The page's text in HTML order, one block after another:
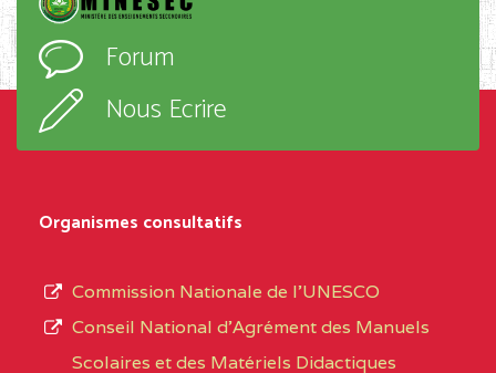
D'ENSEIGNEMENT
PROFESSIONNEL
(CEGEP) STE FOI BP
:4740 YAOUNDE
l’ordre
d’enseignement,
type
Forum
Nous Ecrire
Organismes consultatifs
Commission Nationale de l’UNESCO
Conseil National d’Agrément des Manuels
Scolaires et des Matériels Didactiques